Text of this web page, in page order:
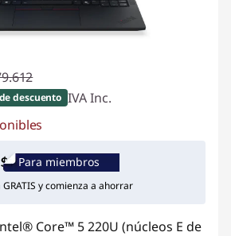
descuento IVA Inc.
:
Para miembros
y comienza a ahorrar
Core™ 5 220U (núcleos E de